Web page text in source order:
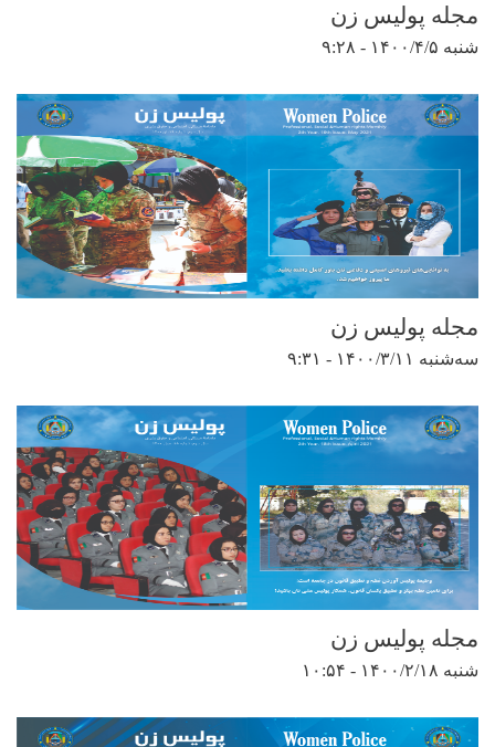
مجله پولیس زن
شنبه ۱۴۰۰/۴/۵ - ۹:۲۸
مجله پولیس زن
سه‌شنبه ۱۴۰۰/۳/۱۱ - ۹:۳۱
مجله پولیس زن
شنبه ۱۴۰۰/۲/۱۸ - ۱۰:۵۴